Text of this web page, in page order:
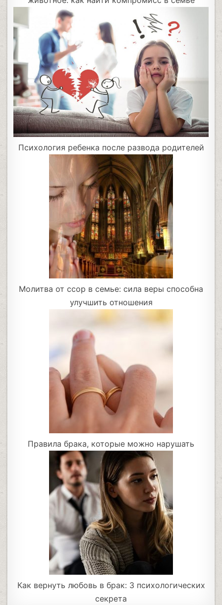
Психология ребенка после развода родителей
Молитва от ссор в семье: сила веры способна
улучшить отношения
Правила брака, которые можно нарушать
Как вернуть любовь в брак: 3 психологических
секрета